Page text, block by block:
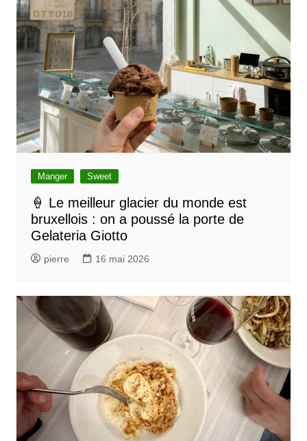
g
a
t
i
o
n
d
e
c
Manger Sweet
🍦 Le meilleur glacier du monde est
bruxellois : on a poussé la porte de
Gelateria Giotto
pierre 16 mai 2026